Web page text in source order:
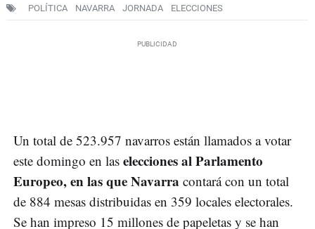
POLÍTICA NAVARRA JORNADA ELECCIONES
Un total de 523.957 navarros están llamados a votar
este domingo en las elecciones al Parlamento
Europeo, en las que Navarra contará con un total
de 884 mesas distribuidas en 359 locales electorales.
Se han impreso 15 millones de papeletas y se han